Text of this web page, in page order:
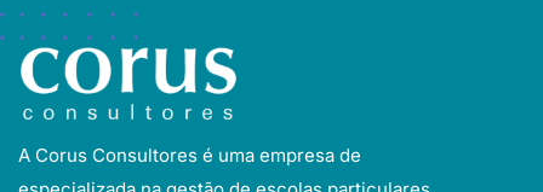
A Corus Consultores é uma empresa de